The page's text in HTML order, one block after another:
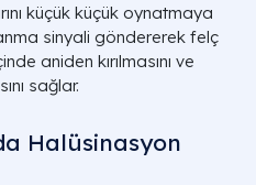
küçük küçük oynatmaya
sinyali göndererek felç
aniden kırılmasını ve
sağlar.
Halüsinasyon